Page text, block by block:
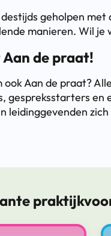
geholpen
manieren. Wil
Aan de praat!
ook Aan de praat?
gespreksstarters en
leidinggevenden